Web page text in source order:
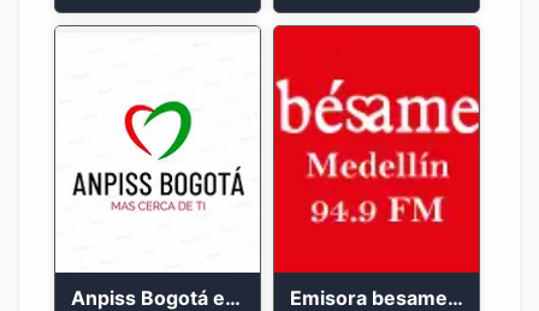
Anpiss Bogotá emisora 2023 Emisora besame medellín 2023